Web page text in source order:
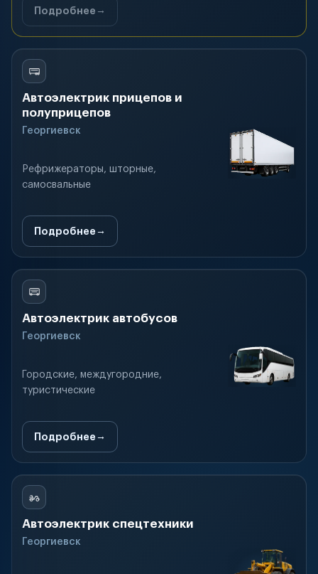
Подробнее
Автоэлектрик прицепов и
полуприцепов
Георгиевск
Рефрижераторы, шторные,
самосвальные
Подробнее
Автоэлектрик автобусов
Георгиевск
Городские, междугородние,
туристические
Подробнее
Автоэлектрик спецтехники
Георгиевск